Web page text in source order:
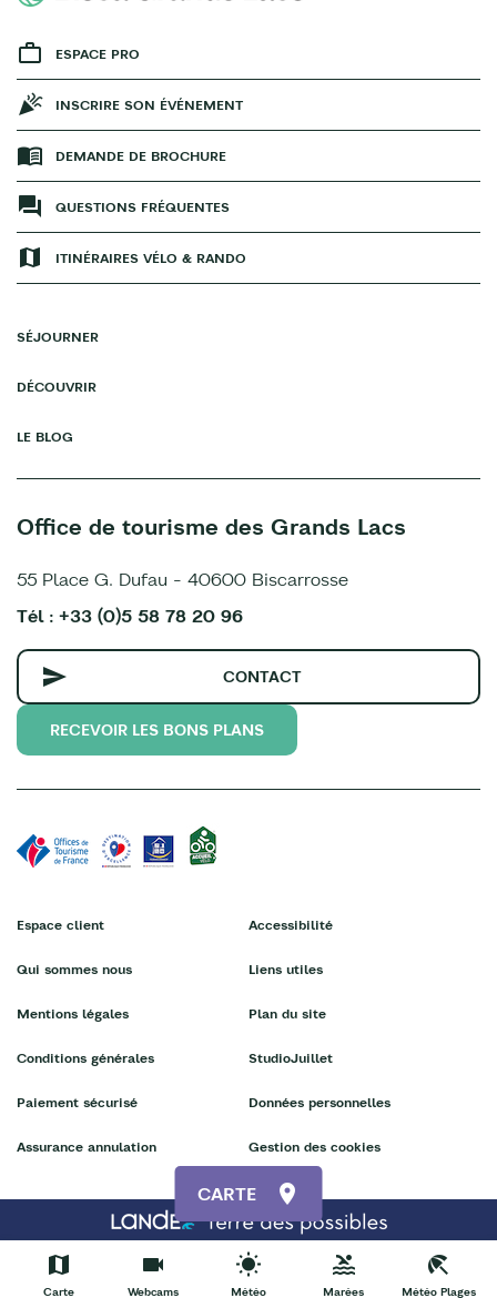
CARTE
ESPACE PRO
INSCRIRE SON ÉVÉNEMENT
DEMANDE DE BROCHURE
QUESTIONS FRÉQUENTES
ITINÉRAIRES VÉLO & RANDO
SÉJOURNER
DÉCOUVRIR
LE BLOG
Office de tourisme des Grands Lacs
55 Place G. Dufau - 40600 Biscarrosse
Tél : +33 (0)5 58 78 20 96
CONTACT
RECEVOIR LES BONS PLANS
Espace client
Qui sommes nous
Mentions légales
Conditions générales
Paiement sécurisé
Assurance annulation
Accessibilité
Liens utiles
Plan du site
StudioJuillet
Données personnelles
Gestion des cookies
Carte Webcams Météo Marées Météo Plages